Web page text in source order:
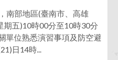
南部地區(臺南市、高雄
期五)10時00分至10時30分
單位熟悉演習事項及防空避
日14時...